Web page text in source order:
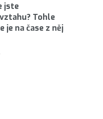
jste
Tohle
je na čase z něj